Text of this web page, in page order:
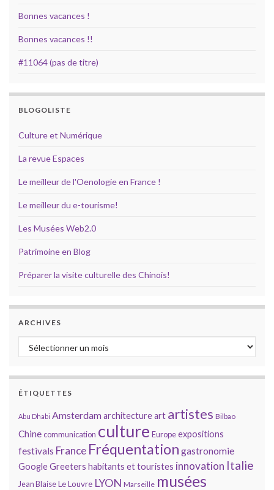
Bonnes vacances !
Bonnes vacances !!
#11064 (pas de titre)
BLOGOLISTE
Culture et Numérique
La revue Espaces
Le meilleur de l'Oenologie en France !
Le meilleur du e-tourisme!
Les Musées Web2.0
Patrimoine en Blog
Préparer la visite culturelle des Chinois!
ARCHIVES
Archives
ÉTIQUETTES
Abu Dhabi Amsterdamarchitectureart artistes Bilbao
Chinecommunication culture Europeexpositions
festivals France Fréquentation gastronomie
GoogleGreeters habitants et touristes innovation Italie
Jean BlaiseLe Louvre LYON Marseille musées